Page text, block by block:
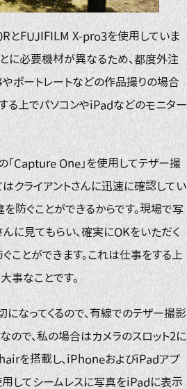
とFUJIFILM X-pro3を使用していま
に必要機材が異なるため、都度外注
やポートレートなどの作品撮りの場合
る上でパソコンやiPadなどのモニター
「Capture One」を使用してテザー撮
はクライアントさんに迅速に確認してい
を防ぐことができるからです。現場で写
んに見てもらい、確実にOKをいただく
ことができます。これは仕事をする上
事なことです。
なってくるので、有線でのテザー撮影
ので、私の場合はカメラのスロット2に
を搭載し、iPhoneおよびiPadアプ
してシームレスに写真をiPadに表示